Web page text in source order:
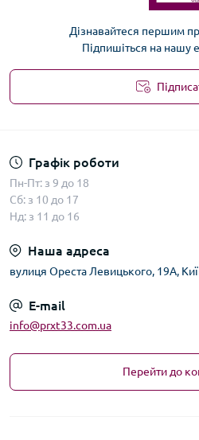
Дізнавайтеся першим
Підпишіться на нашу
Графік роботи
Пн-Пт: з 9 до 18
Сб: з 10 до 17
Нд: з 11 до 16
Наша адреса
вулиця Ореста Левицького, 19А,
E-mail
info@prxt33.com.ua
Перейти до